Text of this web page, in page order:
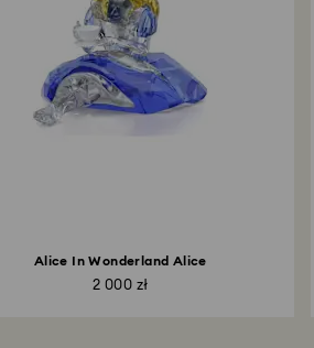
Alice In Wonderland Alice
2 000 zł